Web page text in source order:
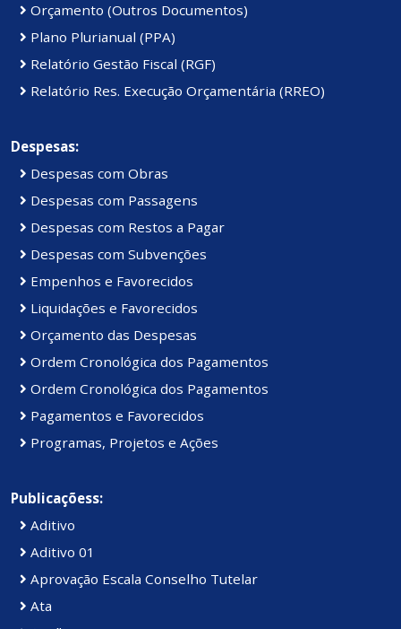
Orçamento (Outros Documentos)
Plano Plurianual (PPA)
Relatório Gestão Fiscal (RGF)
Relatório Res. Execução Orçamentária (RREO)
Despesas:
Despesas com Obras
Despesas com Passagens
Despesas com Restos a Pagar
Despesas com Subvenções
Empenhos e Favorecidos
Liquidações e Favorecidos
Orçamento das Despesas
Ordem Cronológica dos Pagamentos
Ordem Cronológica dos Pagamentos
Pagamentos e Favorecidos
Programas, Projetos e Ações
Publicaçõess:
Aditivo
Aditivo 01
Aprovação Escala Conselho Tutelar
Ata